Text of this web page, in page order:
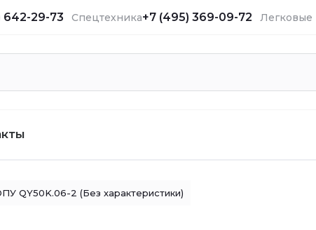
642-29-73 Спецтехника+7 (495) 369-09-72 Легковые
QY50K.06-2 (Без характеристики)